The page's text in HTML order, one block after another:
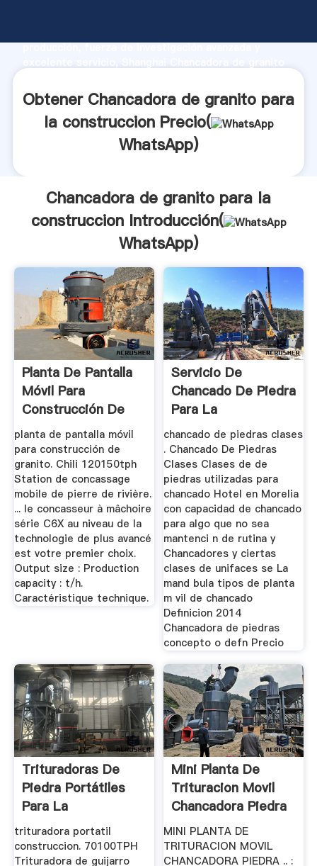
producción, fuerza de investigación avanzada y
valores a todos los clientes.
Obtener Chancadora de granito para
la construccion Precio(
WhatsApp)
Chancadora de granito para la
construccion Introducción(
WhatsApp)
Planta De Pantalla
Móvil Para
Construcción De
Granito ...
planta de pantalla móvil
para construcción de
granito. Chili 120150tph
Station de concassage
mobile de pierre de rivière.
... le concasseur à mâchoire
série C6X au niveau de la
technologie de plus avancé
est votre premier choix.
Output size : Production
capacity : t/h.
Caractéristique technique.
Servicio De
Chancado De Piedra
Para La
Construccion En
Peru
chancado de piedras clases
. Chancado De Piedras
Clases Clases de de
piedras utilizadas para
chancado Hotel en Morelia
con capacidad de chancado
para algo que no sea
mantenci n de rutina y
Chancadores y ciertas
clases de unifaces se La
mand bula tipos de planta
m vil de chancado
Definicion 2014
Chancadora de piedras
concepto o defn Precio
Trituradoras De
Piedra Portátiles
Para La
Construcción De ...
trituradora portatil
construccion. 70100TPH
Trituradora de guijarro
Mini Planta De
Trituracion Movil
Chancadora Piedra
MINI PLANTA DE
TRITURACION MOVIL
CHANCADORA PIEDRA .. :